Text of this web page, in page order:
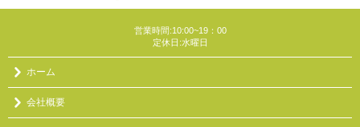
営業時間:10:00~19：00
定休日:水曜日
ホーム
会社概要